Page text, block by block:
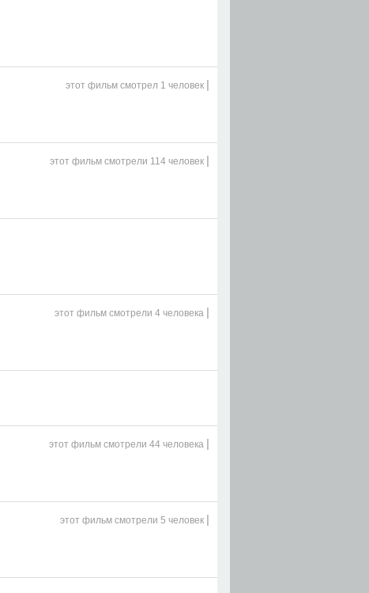
этот фильм смотрел 1 человек |
этот фильм смотрели 114 человек |
этот фильм смотрели 4 человека |
этот фильм смотрели 44 человека |
этот фильм смотрели 5 человек |